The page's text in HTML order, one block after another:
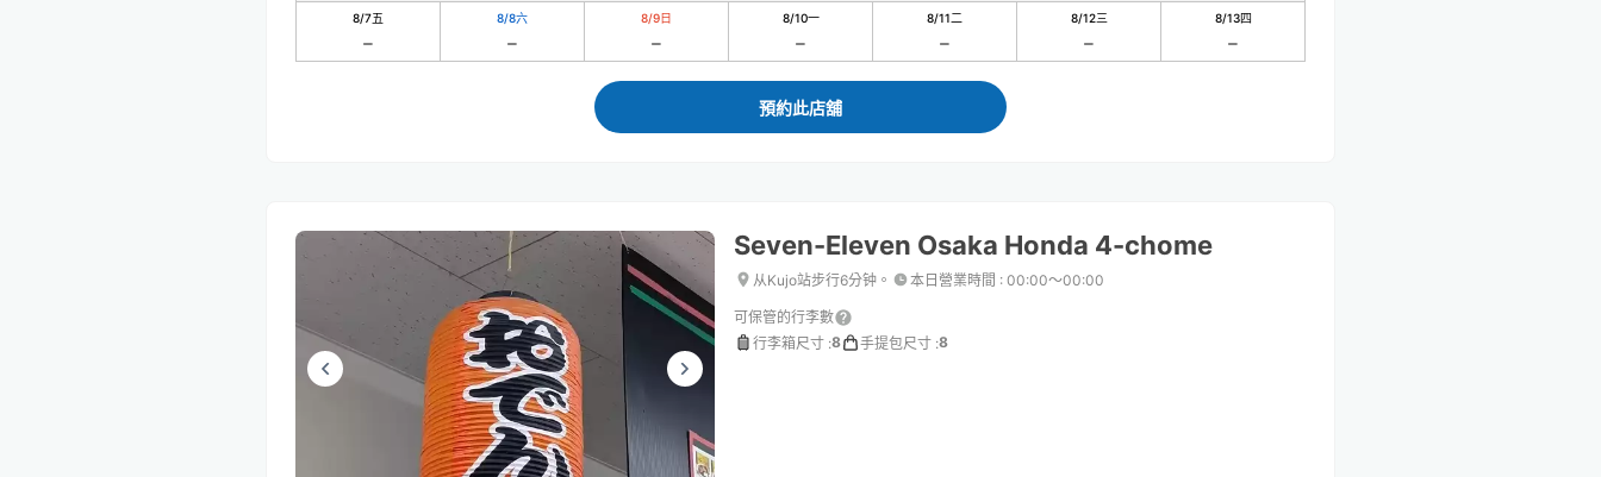
8/7五 8/8六 8/9日 8/10一 8/11二 8/12三 8/13四
預約此店舖
Seven-Eleven Osaka Honda 4-chome
从Kujo站步行6分钟。 本日營業時間 : 00:00〜00:00
可保管的行李數
行李箱尺寸 :8 手提包尺寸 :8